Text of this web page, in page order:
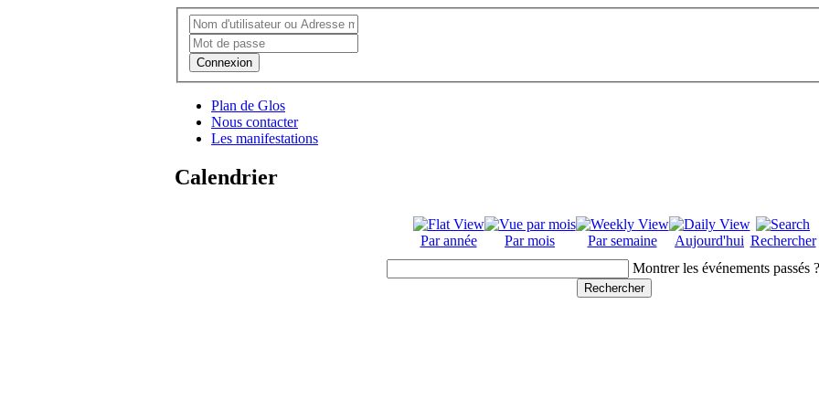
Connexion
Plan de Glos
Nous contacter
Les manifestations
Calendrier
Par année Par mois Par semaine Aujourd'hui Rechercher
Montrer les événements passés ?